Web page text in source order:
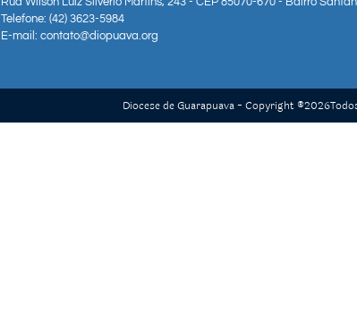
Telefone: (42) 3623-5984
E-mail: contato@diopuava.org
Diocese de Guarapuava - Copyright ®2026